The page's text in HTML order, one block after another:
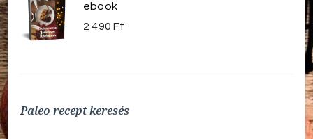
ebook
2 490Ft
Paleo recept keresés